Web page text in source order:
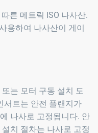
른 메트릭 ISO 나사산.
용하여 나사산이 게이
는 모터 구동 설치 도
서트는 안전 플랜지가
나사로 고정됩니다. 안
치 절차는 나사로 고정